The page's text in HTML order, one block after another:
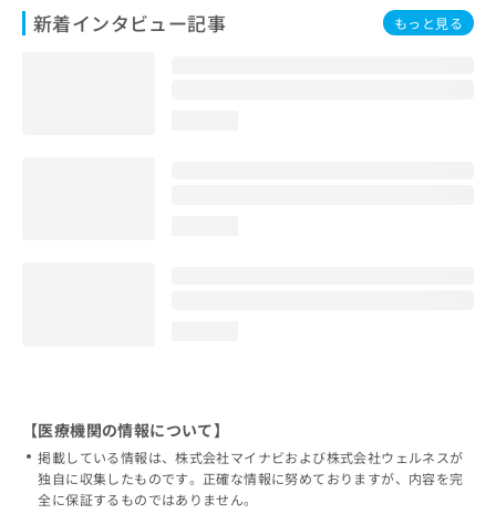
新着インタビュー記事 もっと見る
【医療機関の情報について】
掲載している情報は、株式会社マイナビおよび株式会社ウェルネスが
独自に収集したものです。正確な情報に努めておりますが、内容を完
全に保証するものではありません。